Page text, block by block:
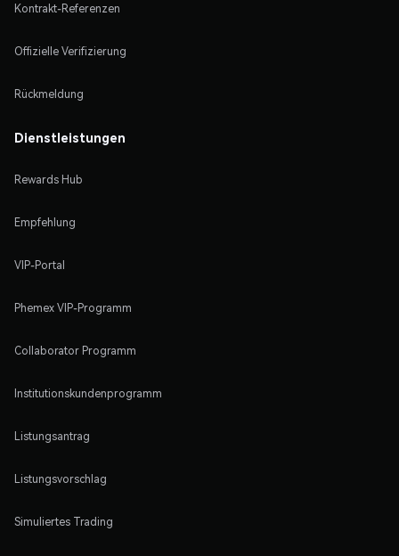
Kontrakt-Referenzen
Offizielle Verifizierung
Rückmeldung
Dienstleistungen
Rewards Hub
Empfehlung
VIP-Portal
Phemex VIP-Programm
Collaborator Programm
Institutionskundenprogramm
Listungsantrag
Listungsvorschlag
Simuliertes Trading